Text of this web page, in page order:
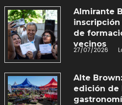
Almirante
inscripción
de
vecinos
27/07/2026
Alte
edición de